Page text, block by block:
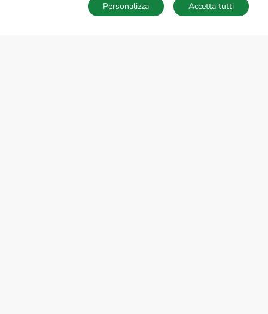
SALVA RICERCA
Accetta tutti
Personalizza